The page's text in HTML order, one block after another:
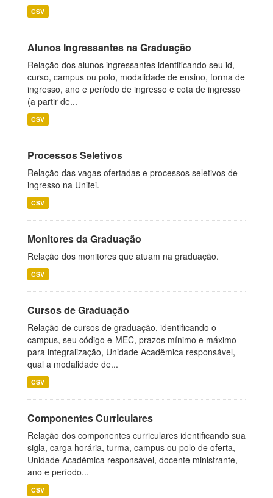
CSV
Alunos Ingressantes na Graduação
Relação dos alunos ingressantes identificando seu id,
curso, campus ou polo, modalidade de ensino, forma de
ingresso, ano e período de ingresso e cota de ingresso
(a partir de...
CSV
Processos Seletivos
Relação das vagas ofertadas e processos seletivos de
ingresso na Unifei.
CSV
Monitores da Graduação
Relação dos monitores que atuam na graduação.
CSV
Cursos de Graduação
Relação de cursos de graduação, identificando o
campus, seu código e-MEC, prazos mínimo e máximo
para integralização, Unidade Acadêmica responsável,
qual a modalidade de...
CSV
Componentes Curriculares
Relação dos componentes curriculares identificando sua
sigla, carga horária, turma, campus ou polo de oferta,
Unidade Acadêmica responsável, docente ministrante,
ano e período...
CSV